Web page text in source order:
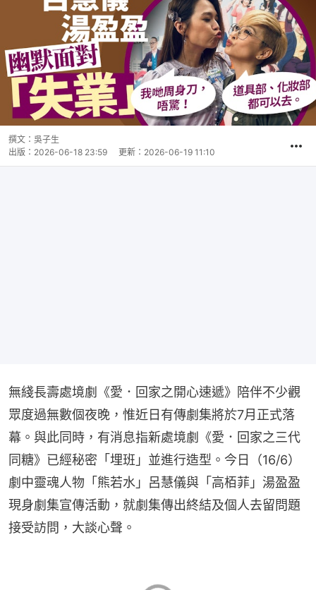
撰文： 吳子生
出版： 2026-06-18 23:59 更新： 2026-06-19 11:10
無綫長壽處境劇《愛．回家之開心速遞》陪伴不少觀
眾度過無數個夜晚，惟近日有傳劇集將於7月正式落
幕。與此同時，有消息指新處境劇《愛．回家之三代
同糖》已經秘密「埋班」並進行造型。今日（16/6）
劇中靈魂人物「熊若水」呂慧儀與「高栢菲」湯盈盈
現身劇集宣傳活動，就劇集傳出終結及個人去留問題
接受訪問，大談心聲。